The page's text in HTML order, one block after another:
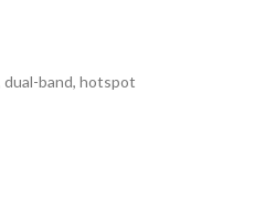
dual-band, hotspot